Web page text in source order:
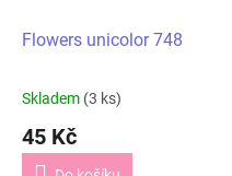
Flowers unicolor 748
Skladem (3 ks)
45 Kč